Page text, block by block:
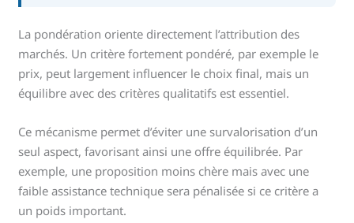
La pondération oriente directement l’attribution des
marchés. Un critère fortement pondéré, par exemple le
prix, peut largement influencer le choix final, mais un
équilibre avec des critères qualitatifs est essentiel.
Ce mécanisme permet d’éviter une survalorisation d’un
seul aspect, favorisant ainsi une offre équilibrée. Par
exemple, une proposition moins chère mais avec une
faible assistance technique sera pénalisée si ce critère a
un poids important.